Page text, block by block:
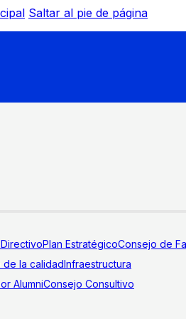
Saltar al pie de página
Plan EstratégicoConsejo de
de la calidadInfraestructura
AlumniConsejo Consultivo